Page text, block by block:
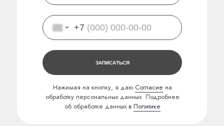
+7
ЗАПИСАТЬСЯ
Нажимая на кнопку, я даю Согласие на
обработку персональных данных. Подробнее
об обработке данных в Политике